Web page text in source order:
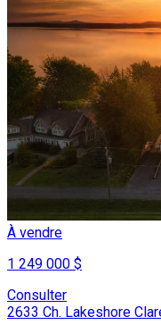
À vendre
1 249 000 $
Consulter
2633 Ch. Lakeshore